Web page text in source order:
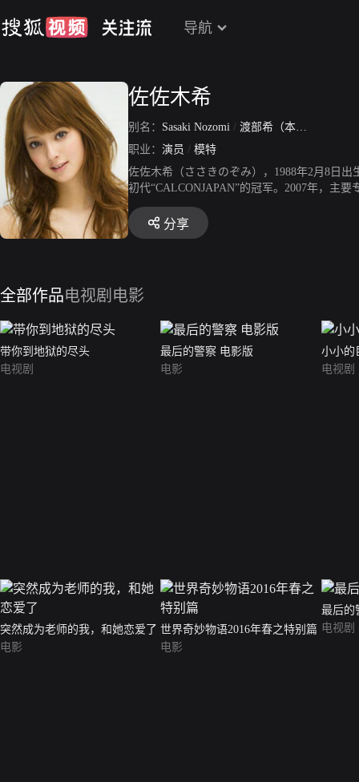
导航
佐佐木希
别名： Sasaki Nozomi / 渡部希（本名）
职业： 演员 / 模特
佐佐木希（ささきのぞみ），1988年2月8日
初代“CALCONJAPAN”的冠军。2007年，主
月，出演喜剧电影《变身西装》，正式以演
恋》中，首次担任主演。2010年7月，主演电
唯一入选的日本人。2011年11月，主演桥本
主角饭冢真纪，身穿日本传统婚服上镜。同
分享
全部作品电视剧 电影
带你到地狱的尽头
电视剧
最后的警察 电影版
电影
小小的
电视剧
突然成为老师的我，和她恋爱了
电影
世界奇妙物语2016年春之特别篇
电影
最后的
电视剧